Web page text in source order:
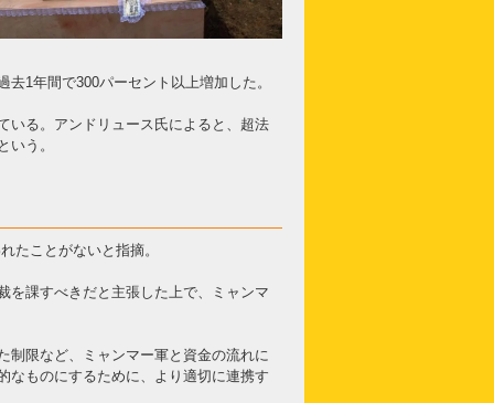
1年間で300パーセント以上増加した。
いる。アンドリュース氏によると、超法
いう。
たことがないと指摘。
を課すべきだと主張した上で、ミャンマ
制限など、ミャンマー軍と資金の流れに
なものにするために、より適切に連携す